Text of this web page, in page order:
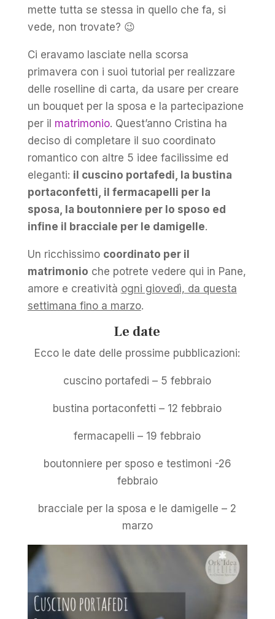
mette tutta se stessa in quello che fa, si
vede, non trovate? 😉
Ci eravamo lasciate nella scorsa
primavera con i suoi tutorial per realizzare
delle roselline di carta, da usare per creare
un bouquet per la sposa e la partecipazione
per il matrimonio. Quest’anno Cristina ha
deciso di completare il suo coordinato
romantico con altre 5 idee facilissime ed
eleganti: il cuscino portafedi, la bustina
portaconfetti, il fermacapelli per la
sposa, la boutonniere per lo sposo ed
infine il bracciale per le damigelle.
Un ricchissimo coordinato per il
matrimonio che potrete vedere qui in Pane,
amore e creatività ogni giovedì, da questa
settimana fino a marzo.
Le date
Ecco le date delle prossime pubblicazioni:
cuscino portafedi – 5 febbraio
bustina portaconfetti – 12 febbraio
fermacapelli – 19 febbraio
boutonniere per sposo e testimoni -26
febbraio
bracciale per la sposa e le damigelle – 2
marzo